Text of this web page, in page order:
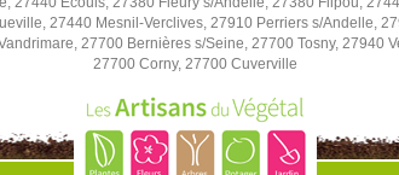
27440 Mesnil-Verclives, 27910 Perriers s/Andelle,
27700 Bernières s/Seine, 27700 Tosny, 27940
27700 Corny, 27700 Cuverville